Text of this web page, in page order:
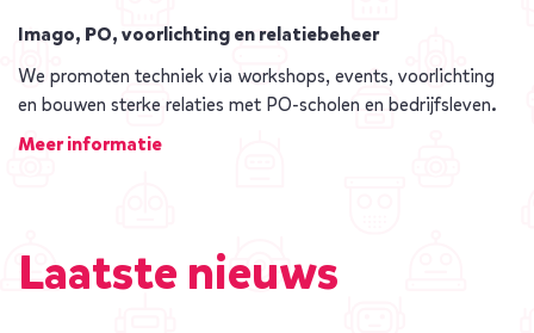
Imago, PO, voorlichting en relatiebeheer
We promoten techniek via workshops, events, voorlichting
en bouwen sterke relaties met PO-scholen en bedrijfsleven.
Meer informatie
Laatste nieuws